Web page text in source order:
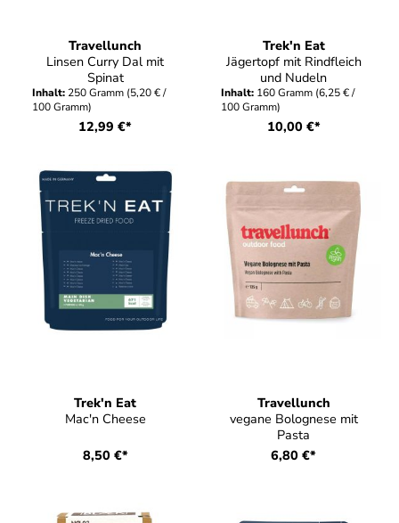
Travellunch
Linsen Curry Dal mit
Spinat
Inhalt: 250 Gramm (5,20 € /
100 Gramm)
12,99 €*
Trek'n Eat
Jägertopf mit Rindfleich
und Nudeln
Inhalt: 160 Gramm (6,25 € /
100 Gramm)
10,00 €*
Trek'n Eat
Mac'n Cheese
8,50 €*
Travellunch
vegane Bolognese mit
Pasta
6,80 €*